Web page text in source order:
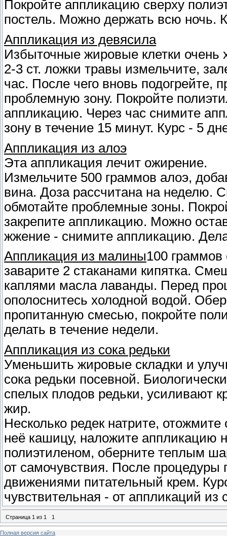
Покройте аппликацию сверху
постель. Можно держать всю ночь.
Аппликация из девясила
Избыточные жировые клетки очень
2-3 ст. ложки травы измельчите,
час. После чего вновь подогрейте,
проблемную зону. Покройте
аппликацию. Через час снимите
зону в течение 15 минут. Курс - 5
Аппликация из алоэ
Эта аппликация лечит ожирение.
Измельчите 500 граммов алоэ,
вина. Доза рассчитана на неделю.
обмотайте проблемные зоны.
закрепите аппликацию. Можно
жжение - снимите аппликацию.
Аппликация из малины100
заварите 2 стаканами кипятка.
каплями масла лаванды. Перед
ополоснитесь холодной водой.
пропитанную смесью, покройте
делать в течение недели.
Аппликация из сока редьки
Уменьшить жировые складки и
сока редьки посевной.
спелых плодов редьки, усиливают
жир.
Несколько редек натрите,
неё кашицу, наложите аппликацию
полиэтиленом, оберните теплым
от самочувствия. После
движениями питательный крем.
чувствительная - от аппликаций из
Страница 1 из 1 1
Полная версия сайта